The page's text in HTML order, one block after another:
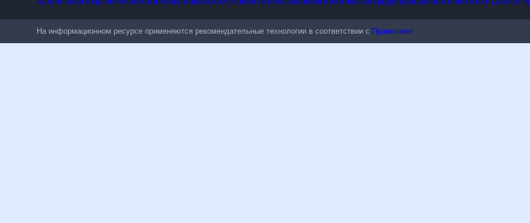
На информационном ресурсе применяются рекомендательные технологии в соответствии сПравилами